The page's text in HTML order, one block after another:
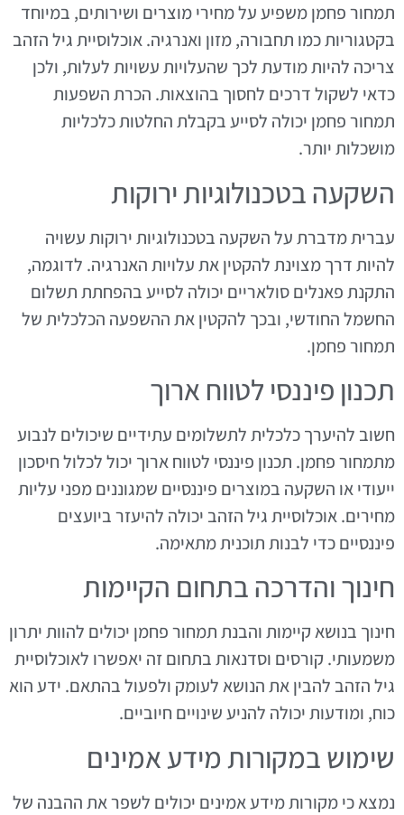
תמחור פחמן משפיע על מחירי מוצרים ושירותים, במיוחד
בקטגוריות כמו תחבורה, מזון ואנרגיה. אוכלוסיית גיל הזהב
צריכה להיות מודעת לכך שהעלויות עשויות לעלות, ולכן
כדאי לשקול דרכים לחסוך בהוצאות. הכרת השפעות
תמחור פחמן יכולה לסייע בקבלת החלטות כלכליות
מושכלות יותר.
השקעה בטכנולוגיות ירוקות
עברית מדברת על השקעה בטכנולוגיות ירוקות עשויה
להיות דרך מצוינת להקטין את עלויות האנרגיה. לדוגמה,
התקנת פאנלים סולאריים יכולה לסייע בהפחתת תשלום
החשמל החודשי, ובכך להקטין את ההשפעה הכלכלית של
תמחור פחמן.
תכנון פיננסי לטווח ארוך
חשוב להיערך כלכלית לתשלומים עתידיים שיכולים לנבוע
מתמחור פחמן. תכנון פיננסי לטווח ארוך יכול לכלול חיסכון
ייעודי או השקעה במוצרים פיננסיים שמגוננים מפני עליות
מחירים. אוכלוסיית גיל הזהב יכולה להיעזר ביועצים
פיננסיים כדי לבנות תוכנית מתאימה.
חינוך והדרכה בתחום הקיימות
חינוך בנושא קיימות והבנת תמחור פחמן יכולים להוות יתרון
משמעותי. קורסים וסדנאות בתחום זה יאפשרו לאוכלוסיית
גיל הזהב להבין את הנושא לעומק ולפעול בהתאם. ידע הוא
כוח, ומודעות יכולה להניע שינויים חיוביים.
שימוש במקורות מידע אמינים
נמצא כי מקורות מידע אמינים יכולים לשפר את ההבנה של